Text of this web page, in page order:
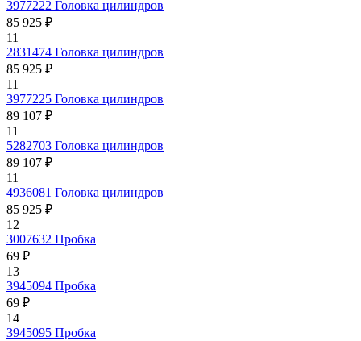
3977222 Головка цилиндров
85 925 ₽
11
2831474 Головка цилиндров
85 925 ₽
11
3977225 Головка цилиндров
89 107 ₽
11
5282703 Головка цилиндров
89 107 ₽
11
4936081 Головка цилиндров
85 925 ₽
12
3007632 Пробка
69 ₽
13
3945094 Пробка
69 ₽
14
3945095 Пробка